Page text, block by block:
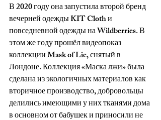
В 2020 году она запустила второй бренд
вечерней одежды KIT Cloth и
повседневной одежды на Wildberries. В
этом же году прошёл видеопоказ
коллекции Mask of Lie, снятый в
Лондоне. Коллекция «Маска лжи» была
сделана из экологичных материалов как
вторичное производство, добровольцы
делились имеющими у них тканями дома
в основном от бабушек и приносили не